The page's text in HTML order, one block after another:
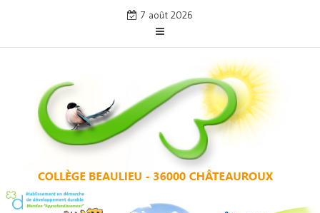
7 août 2026
COLLÈGE BEAULIEU –
CHÂTEAUROUX